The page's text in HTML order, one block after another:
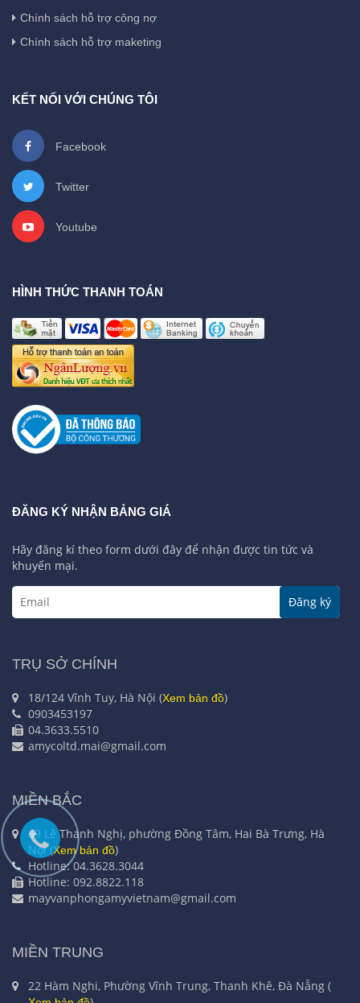
Chính sách hỗ trợ công nợ
Chính sách hỗ trợ maketing
KẾT NỐI VỚI CHÚNG TÔI
Facebook
Twitter
Youtube
HÌNH THỨC THANH TOÁN
ĐĂNG KÝ NHẬN BẢNG GIÁ
Hãy đăng kí theo form dưới đây để nhận được tin tức và
khuyến mại.
Đăng ký
TRỤ SỞ CHÍNH
18/124 Vĩnh Tuy, Hà Nội (Xem bản đồ)
0903453197
04.3633.5510
amycoltd.mai@gmail.com
MIỀN BẮC
69 Lê Thanh Nghị, phường Đồng Tâm, Hai Bà Trưng, Hà
Nội (Xem bản đồ)
Hotline: 04.3628.3044
Hotline: 092.8822.118
mayvanphongamyvietnam@gmail.com
MIỀN TRUNG
22 Hàm Nghi, Phường Vĩnh Trung, Thanh Khê, Đà Nẵng (